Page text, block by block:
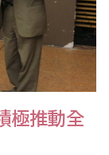
極推動全